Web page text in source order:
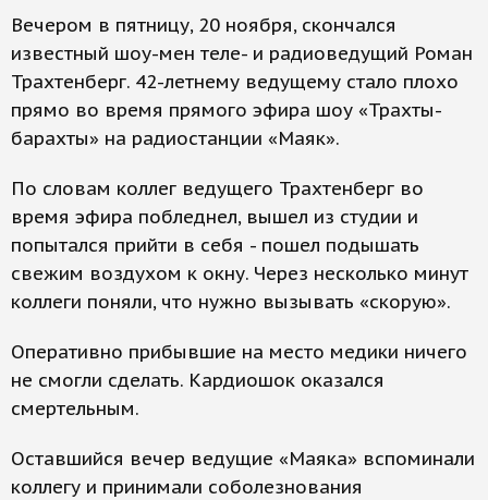
Вечером в пятницу, 20 ноября, скончался
известный шоу-мен теле- и радиоведущий Роман
Трахтенберг. 42-летнему ведущему стало плохо
прямо во время прямого эфира шоу «Трахты-
барахты» на радиостанции «Маяк».
По словам коллег ведущего Трахтенберг во
время эфира побледнел, вышел из студии и
попытался прийти в себя - пошел подышать
свежим воздухом к окну. Через несколько минут
коллеги поняли, что нужно вызывать «скорую».
Оперативно прибывшие на место медики ничего
не смогли сделать. Кардиошок оказался
смертельным.
Оставшийся вечер ведущие «Маяка» вспоминали
коллегу и принимали соболезнования